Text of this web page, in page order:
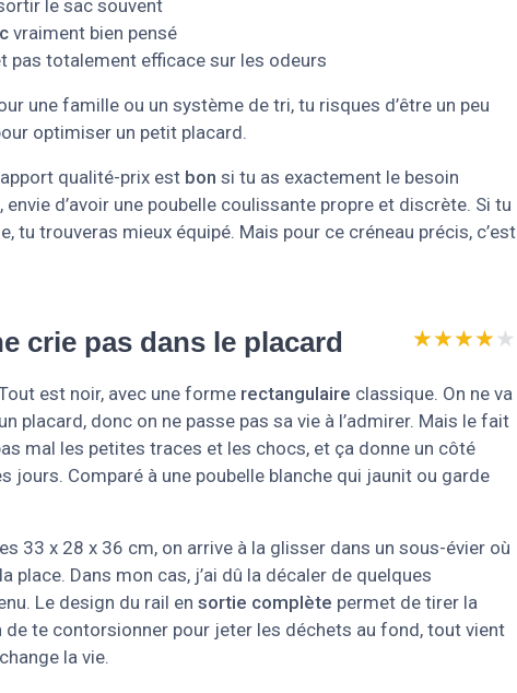
le sac souvent
vraiment bien pensé
pas totalement efficace sur les odeurs
une famille ou un système de tri, tu risques d’être un peu
optimiser un petit placard.
qualité-prix est bon si tu as exactement le besoin
d’avoir une poubelle coulissante propre et discrète. Si tu
tu trouveras mieux équipé. Mais pour ce créneau précis, c’est
crie pas dans le placard ★★★★★
★★★★★
est noir, avec une forme rectangulaire classique. On ne va
placard, donc on ne passe pas sa vie à l’admirer. Mais le fait
mal les petites traces et les chocs, et ça donne un côté
jours. Comparé à une poubelle blanche qui jaunit ou garde
33 x 28 x 36 cm, on arrive à la glisser dans un sous-évier où
place. Dans mon cas, j’ai dû la décaler de quelques
Le design du rail en sortie complète permet de tirer la
de te contorsionner pour jeter les déchets au fond, tout vient
la vie.